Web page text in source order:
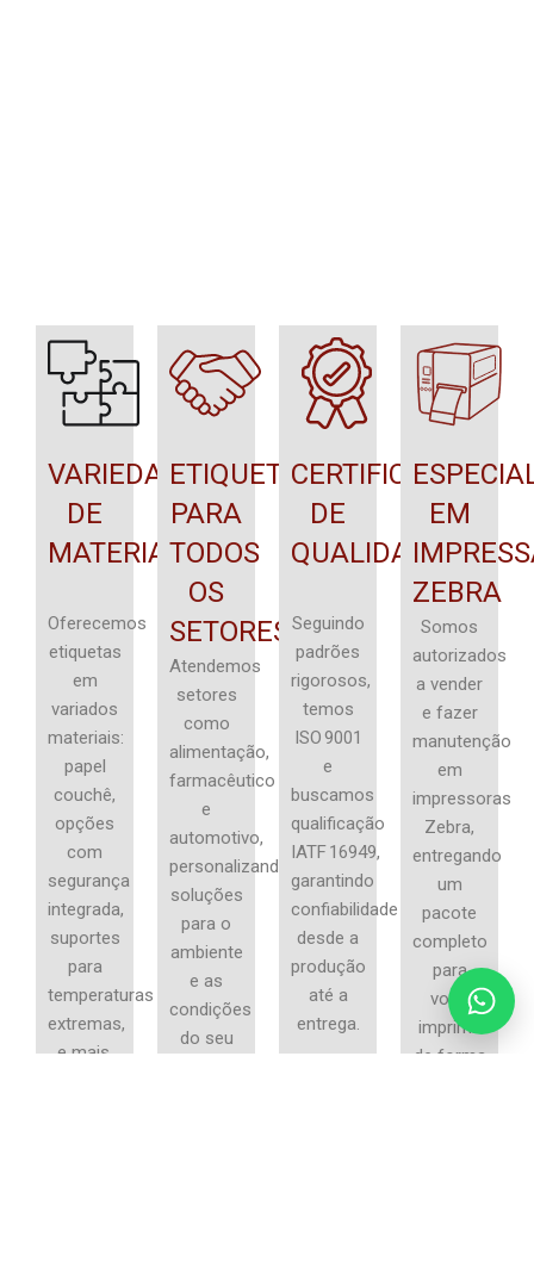
VARIEDADE
DE
MATERIAIS
Oferecemos
etiquetas
em
variados
materiais:
papel
couchê,
opções
com
segurança
integrada,
suportes
para
temperaturas
extremas,
e mais.
ETIQUETAS
PARA
TODOS
OS
SETORES
Atendemos
setores
como
alimentação,
farmacêutico
e
automotivo,
personalizando
soluções
para o
ambiente
e as
condições
do seu
CERTIFICAÇÕES
DE
QUALIDADE
Seguindo
padrões
rigorosos,
temos
ISO 9001
e
buscamos
qualificação
IATF 16949,
garantindo
confiabilidade
desde a
produção
até a
entrega.
EM
ZEBRA
Somos
autorizados
a vender
e fazer
manutenção
em
impressoras
Zebra,
entregando
um
pacote
completo
para
você
imprimir
de forma
Falar